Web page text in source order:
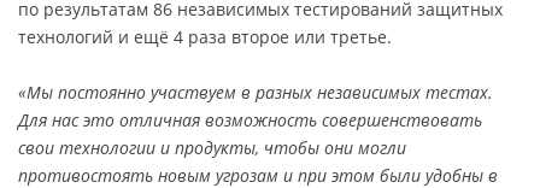
по результатам 86 независимых тестирований защитных
технологий и ещё 4 раза второе или третье.
«Мы постоянно участвуем в разных независимых тестах.
Для нас это отличная возможность совершенствовать
свои технологии и продукты, чтобы они могли
противостоять новым угрозам и при этом были удобны в